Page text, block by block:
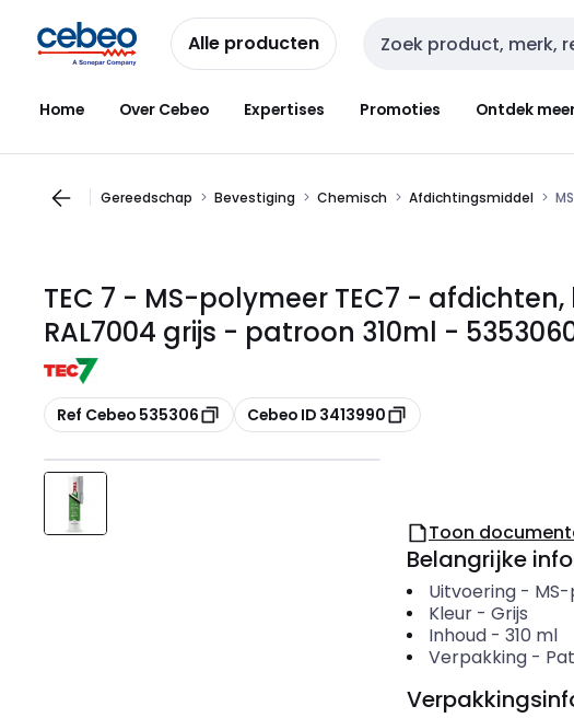
naar
navigatie
naar
inhoud
Alle producten Zoekveld invoer
Home Over Cebeo Expertises Promoties Ontdek
Gereedschap Bevestiging Chemisch Afdichtingsmiddel
TEC 7 - MS-polymeer TEC7 -
RAL7004 grijs - patroon 310ml -
Kopiëren
Ref Cebeo 535306 Kopiëren
Cebeo ID 3413990
Toon
Belangrijke
Uitvoering-
Kleur- Grijs
Inhoud- 310 ml
Verpakking-